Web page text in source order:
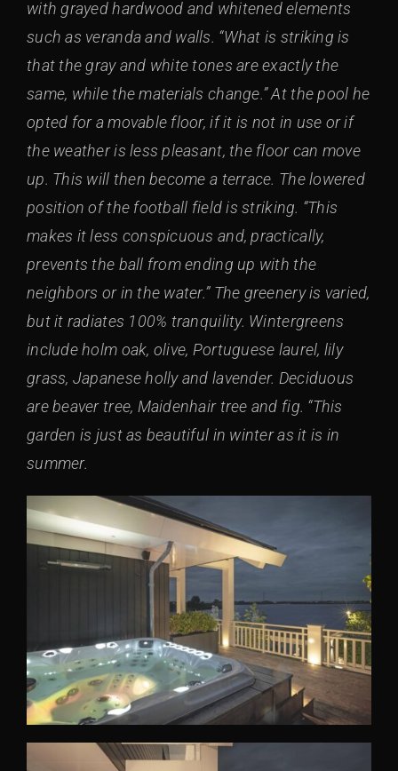
with grayed hardwood and whitened elements
such as veranda and walls. “What is striking is
that the gray and white tones are exactly the
same, while the materials change.” At the pool he
opted for a movable floor, if it is not in use or if
the weather is less pleasant, the floor can move
up. This will then become a terrace. The lowered
position of the football field is striking. “This
makes it less conspicuous and, practically,
prevents the ball from ending up with the
neighbors or in the water.” The greenery is varied,
but it radiates 100% tranquility. Wintergreens
include holm oak, olive, Portuguese laurel, lily
grass, Japanese holly and lavender. Deciduous
are beaver tree, Maidenhair tree and fig. “This
garden is just as beautiful in winter as it is in
summer.